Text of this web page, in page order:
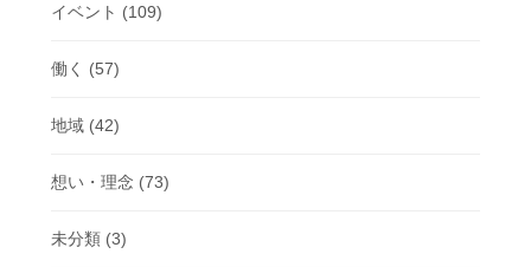
イベント (109)
働く (57)
地域(42)
想い・理念 (73)
未分類(3)